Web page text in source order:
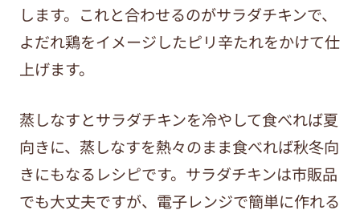
します。これと合わせるのがサラダチキンで、
よだれ鶏をイメージしたピリ辛たれをかけて仕
上げます。
蒸しなすとサラダチキンを冷やして食べれば夏
向きに、蒸しなすを熱々のまま食べれば秋冬向
きにもなるレシピです。サラダチキンは市販品
でも大丈夫ですが、電子レンジで簡単に作れる